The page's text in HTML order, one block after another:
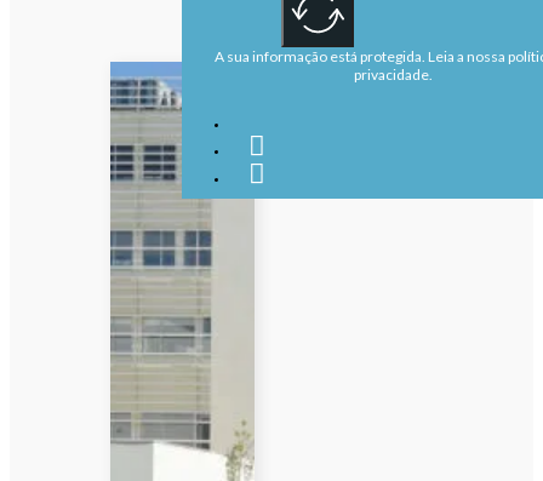
A sua informação está protegida. Leia a nossa
privacidade.